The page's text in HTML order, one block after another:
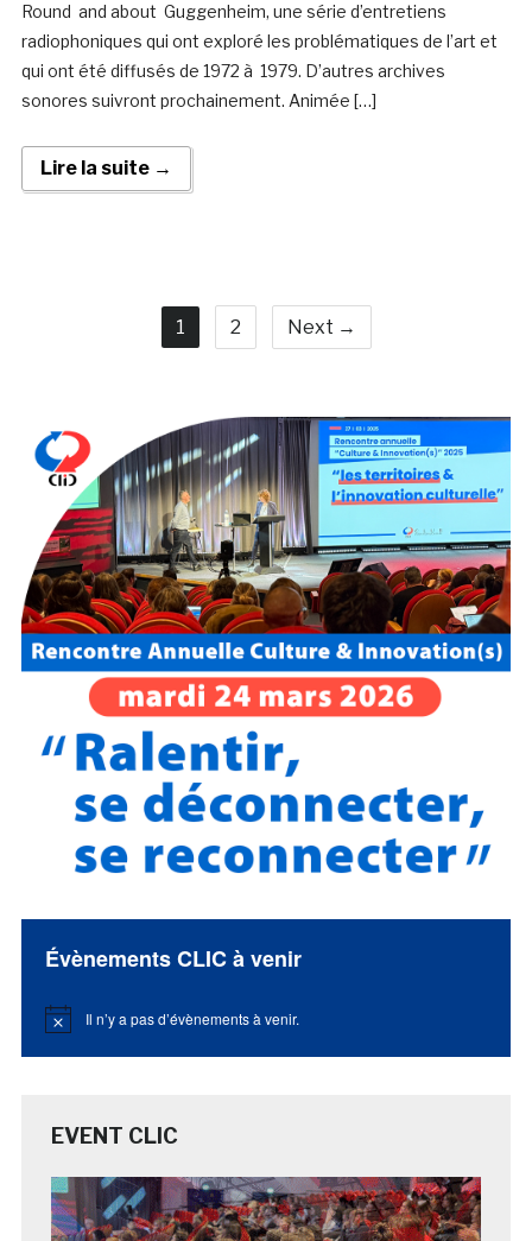
Round and about Guggenheim, une série d’entretiens
radiophoniques qui ont exploré les problématiques de l’art et
qui ont été diffusés de 1972 à 1979. D’autres archives
sonores suivront prochainement. Animée […]
Lire la suite →
1 2 Next →
Évènements CLIC à venir
Notice Il n’y a pas d’évènements à venir.
EVENT CLIC